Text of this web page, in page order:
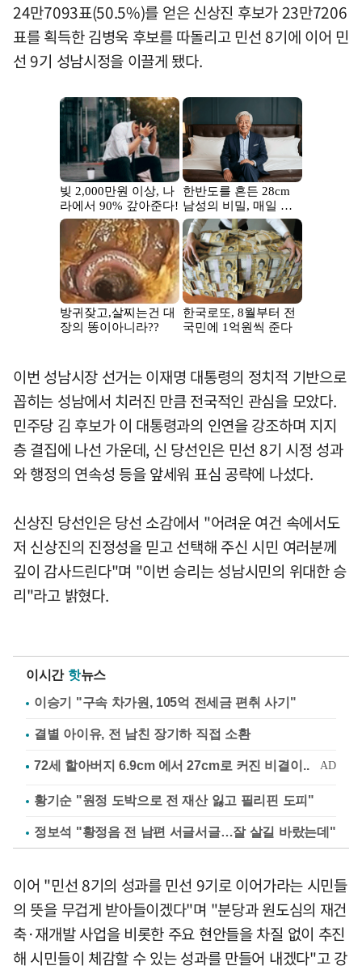
24만7093표(50.5%)를 얻은 신상진 후보가 23만7206
표를 획득한 김병욱 후보를 따돌리고 민선 8기에 이어 민
선 9기 성남시정을 이끌게 됐다.
이번 성남시장 선거는 이재명 대통령의 정치적 기반으로
꼽히는 성남에서 치러진 만큼 전국적인 관심을 모았다.
민주당 김 후보가 이 대통령과의 인연을 강조하며 지지
층 결집에 나선 가운데, 신 당선인은 민선 8기 시정 성과
와 행정의 연속성 등을 앞세워 표심 공략에 나섰다.
신상진 당선인은 당선 소감에서 "어려운 여건 속에서도
저 신상진의 진정성을 믿고 선택해 주신 시민 여러분께
깊이 감사드린다"며 "이번 승리는 성남시민의 위대한 승
리"라고 밝혔다.
이시간 핫뉴스
이승기 "구속 차가원, 105억 전세금 편취 사기"
결별 아이유, 전 남친 장기하 직접 소환
황기순 "원정 도박으로 전 재산 잃고 필리핀 도피"
정보석 "황정음 전 남편 서글서글…잘 살길 바랐는데"
이어 "민선 8기의 성과를 민선 9기로 이어가라는 시민들
의 뜻을 무겁게 받아들이겠다"며 "분당과 원도심의 재건
축·재개발 사업을 비롯한 주요 현안들을 차질 없이 추진
해 시민들이 체감할 수 있는 성과를 만들어 내겠다"고 강